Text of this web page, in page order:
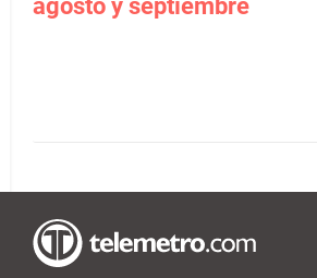
agosto y septiembre